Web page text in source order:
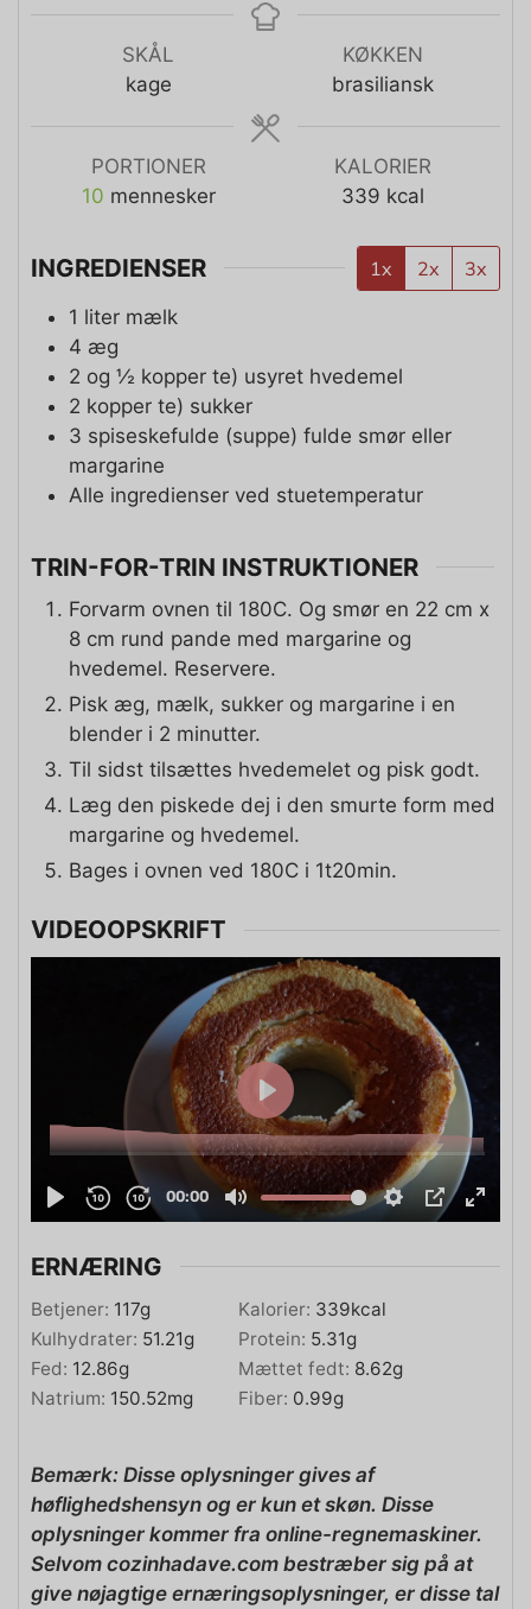
SKÅL
kage
KØKKEN
brasiliansk
PORTIONER
10 mennesker
KALORIER
339 kcal
INGREDIENSER 1x 2x 3x
1 liter mælk
4 æg
2 og ½ kopper te) usyret hvedemel
2 kopper te) sukker
3 spiseskefulde (suppe) fulde smør eller
margarine
Alle ingredienser ved stuetemperatur
TRIN-FOR-TRIN INSTRUKTIONER
Forvarm ovnen til 180C. Og smør en 22 cm x
8 cm rund pande med margarine og
hvedemel. Reservere.
Pisk æg, mælk, sukker og margarine i en
blender i 2 minutter.
Til sidst tilsættes hvedemelet og pisk godt.
Læg den piskede dej i den smurte form med
margarine og hvedemel.
Bages i ovnen ved 180C i 1t20min.
VIDEOOPSKRIFT
ERNÆRING
Betjener: 117g Kalorier: 339kcal
Kulhydrater: 51.21g Protein: 5.31g
Fed: 12.86g Mættet fedt: 8.62g
Natrium: 150.52mg Fiber: 0.99g
Bemærk: Disse oplysninger gives af
høflighedshensyn og er kun et skøn. Disse
oplysninger kommer fra online-regnemaskiner.
Selvom cozinhadave.com bestræber sig på at
give nøjagtige ernæringsoplysninger, er disse tal